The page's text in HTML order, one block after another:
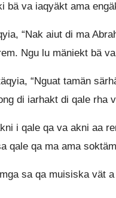
bä va iaqyäkt ama
“Nak aiut di ma
Ngu lu mäniekt bä
“Nguat tamän
di iarhakt di qale rha
i qale qa va akni aa
qale qa ma ama
sa qa muisiska vät